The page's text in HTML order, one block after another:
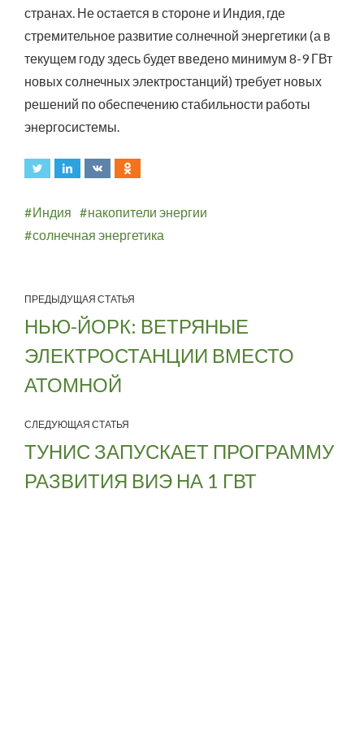
странах. Не остается в стороне и Индия, где
стремительное развитие солнечной энергетики (а в
текущем году здесь будет введено минимум 8-9 ГВт
новых солнечных электростанций) требует новых
решений по обеспечению стабильности работы
энергосистемы.
Индия
накопители энергии
солнечная энергетика
ПРЕДЫДУЩАЯ СТАТЬЯ
НЬЮ-ЙОРК: ВЕТРЯНЫЕ
ЭЛЕКТРОСТАНЦИИ ВМЕСТО
АТОМНОЙ
СЛЕДУЮЩАЯ СТАТЬЯ
ТУНИС ЗАПУСКАЕТ ПРОГРАММУ
РАЗВИТИЯ ВИЭ НА 1 ГВТ